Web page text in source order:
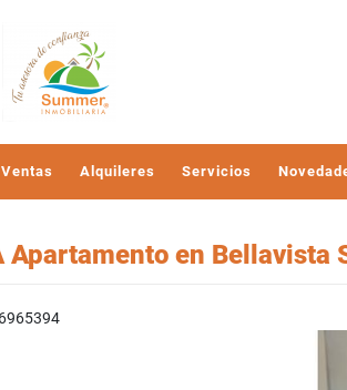
Ventas Alquileres Servicios
Apartamento en Bellavista